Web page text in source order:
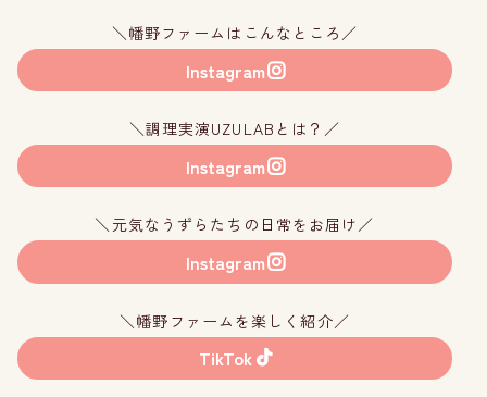
＼幡野ファームはこんなところ／
Instagram
＼調理実演UZULABとは？／
Instagram
＼元気なうずらたちの日常をお届け／
Instagram
＼幡野ファームを楽しく紹介／
TikTok